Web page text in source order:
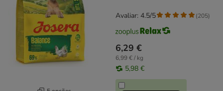
6,29 €
6,99 € / kg
5,98 €
Avaliar: 4.5/5 (205)